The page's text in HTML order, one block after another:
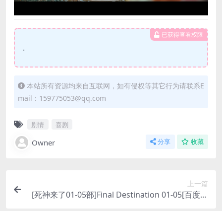
已获得查看权限
.
本站所有资源均来自互联网，如有侵权等其它行为请联系E
mail：159775053@qq.com
剧情 喜剧
Owner 分享 收藏
上一篇
[死神来了01-05部]Final Destination 01-05[百度网